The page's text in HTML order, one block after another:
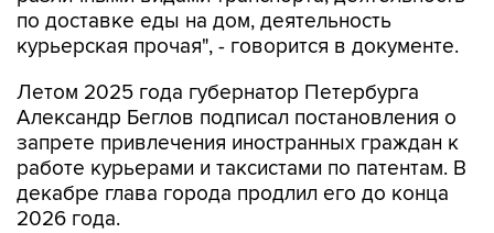
по доставке еды на дом, деятельность
курьерская прочая", - говорится в документе.
Летом 2025 года губернатор Петербурга
Александр Беглов подписал постановления о
запрете привлечения иностранных граждан к
работе курьерами и таксистами по патентам. В
декабре глава города продлил его до конца
2026 года.